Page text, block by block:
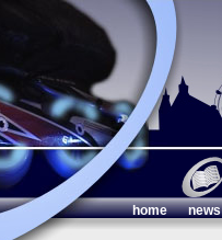
home news